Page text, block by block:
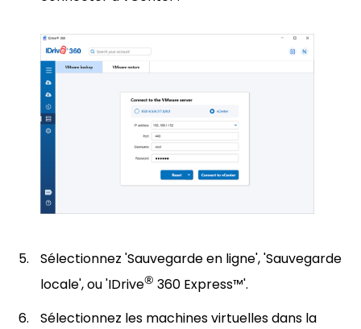
Sélectionnez 'Sauvegarde en ligne', 'Sauvegarde
locale', ou 'IDrive® 360 Express™'.
Sélectionnez les machines virtuelles dans la